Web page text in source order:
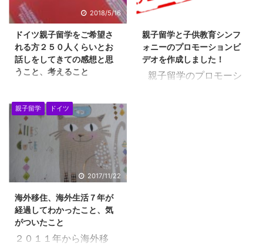
自分の好きな仕事を持て
るためには、今、私は何
をサポートできるんだろ
う？といつも模索してい
ます。 先日、ブログに訪
事」と検索されていまし
た。やはり、私と同じこ
とをいつも考えていらっ
しゃる方がいるんだ～と
感激したのです。 みんな
が憧れる職業、年収の高
い職業などは、ステータ
スがあり、満足できるか
...
ってきますね。 人の考え
も、いろいろなんだ
な・・ということがわか
ります。 その方の立ち位
置、背景で物の見方は違
2018/5/16
ドイツ親子留学をご希望さ
れる方２５０人くらいとお
話しをしてきての感想と思
うこと、考えること
のMSA試験のための模範
テストの本ですが、 一応
我が家では揃えたのです
が、適当にしか使用して
いないようです
ね・・・。 日本での試験
の感覚とは違います
ね・・。 さてさて、
2016年あたりから、ドイ
ツ親子留学希望者、最初
は、グローバル教育を希
親子留学と子供教育シンフ
ォニーのプロモーションビ
デオを作成しました！
親子留学のプロモーシ
親子留学 ドイツ
2017/11/22
海外移住、海外生活７年が
経過してわかったこと、気
がついたこと
２０１１年から海外移